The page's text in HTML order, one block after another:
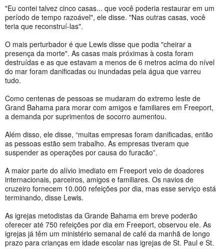
"Eu contei talvez cinco casas... que você poderia restaurar em um
período de tempo razoável", ele disse. "Nas outras casas, você
teria que reconstruí-las".
O mais perturbador é que Lewis disse que podia "cheirar a
presença da morte". As casas mais próximas à costa foram
destruídas e as que estavam a menos de 6 metros acima do nível
do mar foram danificadas ou inundadas pela água que varreu
tudo.
Como centenas de pessoas se mudaram do extremo leste de
Grand Bahama para morar com amigos e familiares em Freeport,
a demanda por suprimentos de socorro aumentou.
Além disso, ele disse, “muitas empresas foram danificadas, então
as pessoas estão sem trabalho. As empresas tiveram que
suspender as operações por causa do furacão”.
A maior parte do alívio imediato em Freeport veio de doadores
internacionais, parceiros, amigos e familiares. Os navios de
cruzeiro fornecem 10.000 refeições por dia, mas esse serviço está
terminando, disse Lewis.
As igrejas metodistas da Grande Bahama em breve poderão
oferecer até 750 refeições por dia em Freeport, observou ele. As
igrejas já têm um ministério semanal de café da manhã de longo
prazo para crianças em idade escolar nas igrejas de St. Paul e St.